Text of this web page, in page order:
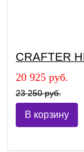
CRAFTER
20 925 руб.
23 250 руб.
В корзину